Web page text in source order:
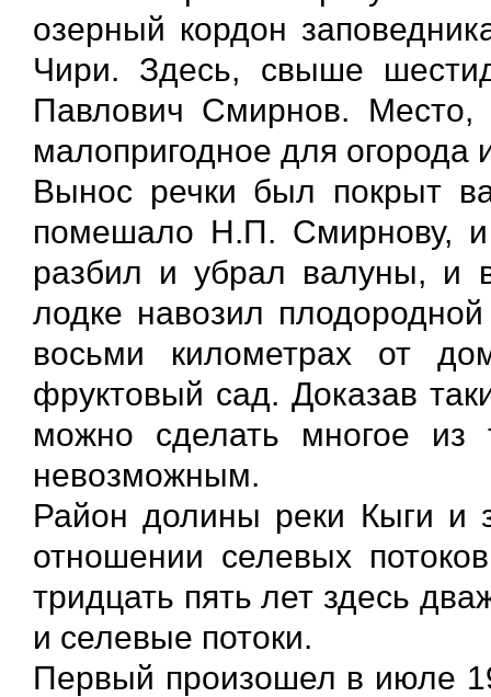
озерный кордон
Чири. Здесь, свыше
Павлович Смирнов. Место,
малопригодное для огорода
Вынос речки был покрыт
помешало Н.П. Смирнову, и
разбил и убрал валуны, и
лодке навозил
восьми километрах от
фруктовый сад. Доказав
можно сделать многое из
невозможным.
Район долины реки Кыги и
отношении селевых
тридцать пять лет здесь
и селевые потоки.
Первый произошел в июле